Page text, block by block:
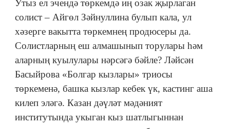
Утыз ел эчендә төркемдә иң озак җырлаган
солист – Айгөл Зәйнуллина булып кала, ул
хәзерге вакытта төркемнең продюсеры да.
Солистларның еш алмашынып торулары һәм
аларның куылулары нәрсәгә бәйле? Ләйсән
Басыйрова «Болгар кызлары» триосы
төркеменә, башка кызлар кебек үк, кастинг аша
килеп эләгә. Казан дәүләт мәдәният
институтында укыган кыз шатлыгыннан